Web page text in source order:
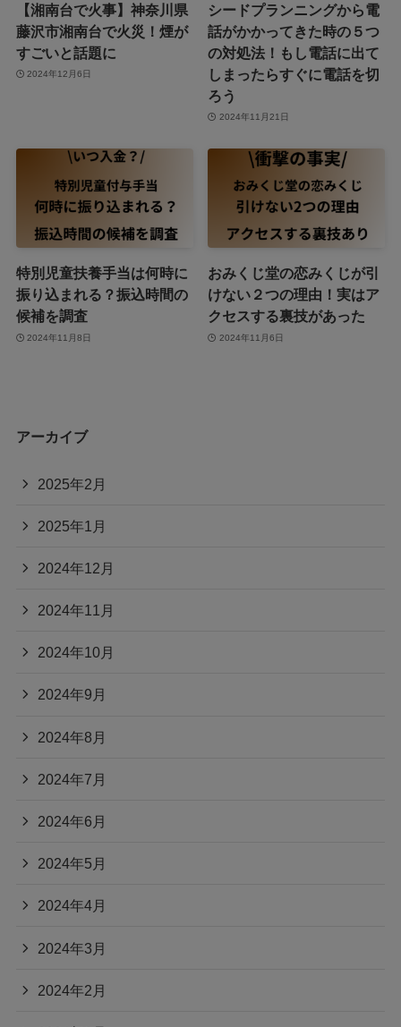
【湘南台で火事】神奈川県
藤沢市湘南台で火災！煙が
すごいと話題に
2024年12月6日
シードプランニングから電
話がかかってきた時の５つ
の対処法！もし電話に出て
しまったらすぐに電話を切
ろう
2024年11月21日
特別児童扶養手当は何時に
振り込まれる？振込時間の
候補を調査
2024年11月8日
おみくじ堂の恋みくじが引
けない２つの理由！実はア
クセスする裏技があった
2024年11月6日
アーカイブ
2025年2月
2025年1月
2024年12月
2024年11月
2024年10月
2024年9月
2024年8月
2024年7月
2024年6月
2024年5月
2024年4月
2024年3月
2024年2月